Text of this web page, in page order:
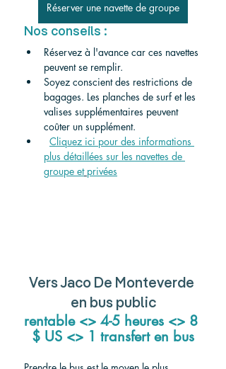
Réserver une navette de groupe
Nos conseils :
Réservez à l'avance car ces navettes
peuvent se remplir.
Soyez conscient des restrictions de
bagages. Les planches de surf et les
valises supplémentaires peuvent
coûter un supplément.
Cliquez ici pour des informations
plus détaillées sur les navettes de
groupe et privées
Vers Jaco De Monteverde
en bus public
rentable <> 4-5 heures <> 8
$ US <> 1 transfert en bus